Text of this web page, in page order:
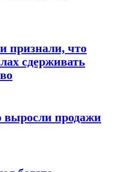
признали, что
сдерживать
выросли продажи